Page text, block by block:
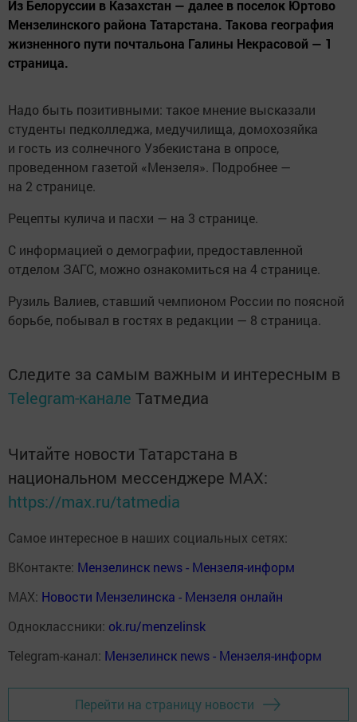
Из Белоруссии в Казахстан — далее в поселок Юртово
Мензелинского района Татарстана. Такова география
жизненного пути почтальона Галины Некрасовой — 1
страница.
Надо быть позитивными: такое мнение высказали
студенты педколледжа, медучилища, домохозяйка
и гость из солнечного Узбекистана в опросе,
проведенном газетой «Мензеля». Подробнее —
на 2 странице.
Рецепты кулича и пасхи — на 3 странице.
С информацией о демографии, предоставленной
отделом ЗАГС, можно ознакомиться на 4 странице.
Рузиль Валиев, ставший чемпионом России по поясной
борьбе, побывал в гостях в редакции — 8 страница.
Следите за самым важным и интересным в
Telegram-канале Татмедиа
Читайте новости Татарстана в
национальном мессенджере MАХ:
https://max.ru/tatmedia
Самое интересное в наших социальных сетях:
ВКонтакте: Мензелинск news - Мензеля-информ
MAX: Новости Мензелинска - Мензеля онлайн
Одноклассники: ok.ru/menzelinsk
Telegram-канал: Мензелинск news - Мензеля-информ
Перейти на страницу новости